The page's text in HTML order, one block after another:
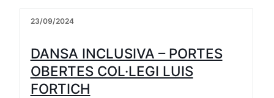
23/09/2024
DANSA INCLUSIVA – PORTES
OBERTES COL·LEGI LUIS
FORTICH